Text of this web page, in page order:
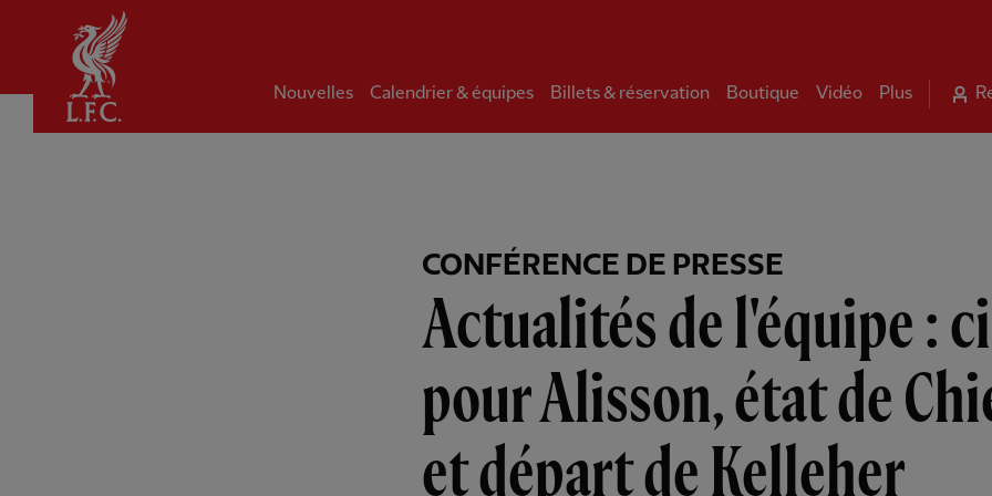
Nouvelles Calendrier & équipes Billets & réservation Boutique Vidéo Plus
CONFÉRENCE DE PRESSE
Actualités de l'équipe :
pour Alisson, état de
et départ de Kelleher